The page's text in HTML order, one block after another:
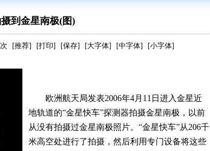
到金星南极(图)
[推荐] [打印] [保存] [大字体] [中字体] [小字体]
欧洲航天局发表2006年4月11日进入金星近
地轨道的“金星快车”探测器拍摄金星南极，以前
从没有拍摄过金星南极照片。“金星快车”从206千
米高空处进行了拍摄，然后利用专门设备将这些